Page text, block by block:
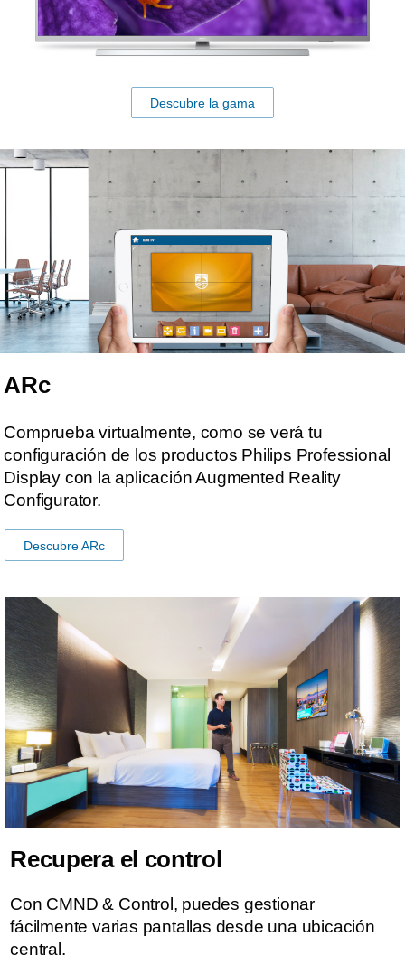
Descubre la gama
ARc
Comprueba virtualmente, como se verá tu
configuración de los productos Philips Professional
Display con la aplicación Augmented Reality
Configurator.
Descubre ARc
Recupera el control
Con CMND & Control, puedes gestionar
fácilmente varias pantallas desde una ubicación
central.